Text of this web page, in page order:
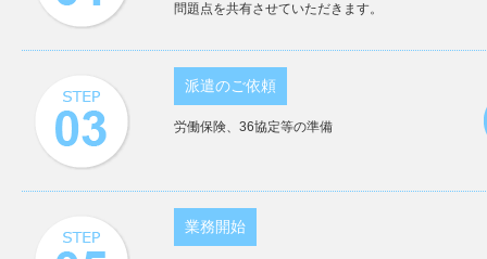
問題点を共有させていただきます。
派遣のご依頼
労働保険、36協定等の準備
業務開始